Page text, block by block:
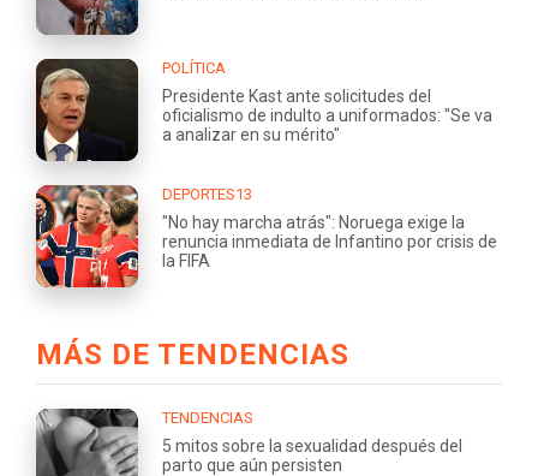
POLÍTICA
Presidente Kast ante solicitudes del
oficialismo de indulto a uniformados: "Se va
a analizar en su mérito"
DEPORTES13
"No hay marcha atrás": Noruega exige la
renuncia inmediata de Infantino por crisis de
la FIFA
MÁS DE TENDENCIAS
TENDENCIAS
5 mitos sobre la sexualidad después del
parto que aún persisten